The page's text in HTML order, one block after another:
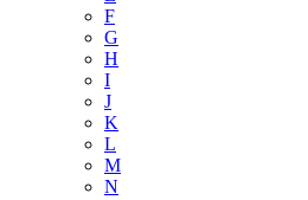
F
G
H
I
J
K
L
M
N